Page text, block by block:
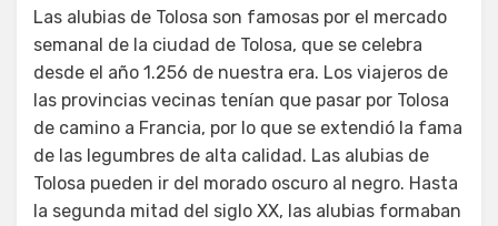
Las alubias de Tolosa son famosas por el mercado
semanal de la ciudad de Tolosa, que se celebra
desde el año 1.256 de nuestra era. Los viajeros de
las provincias vecinas tenían que pasar por Tolosa
de camino a Francia, por lo que se extendió la fama
de las legumbres de alta calidad. Las alubias de
Tolosa pueden ir del morado oscuro al negro. Hasta
la segunda mitad del siglo XX, las alubias formaban